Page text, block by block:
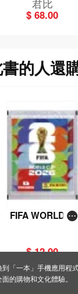
路上系列]
君比
$ 68.00
的人還
FIFA WORLD C
包）
$ 12.00
「一本」手機應用程
的購物和文化體驗。